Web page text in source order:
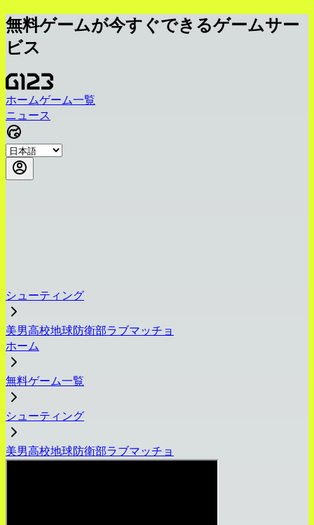
無料ゲームが今すぐできるゲームサー
ビス
ホームゲーム一覧
ニュース
シューティング
美男高校地球防衛部ラブマッチョ
ホーム
無料ゲーム一覧
シューティング
美男高校地球防衛部ラブマッチョ